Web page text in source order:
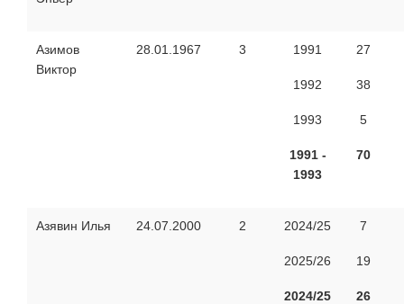
Азимов
Виктор
28.01.1967 3 1991
1992
1993
1991 -
1993
27
38
5
70
Азявин Илья 24.07.2000 2 2024/25
2025/26
2024/25
7
19
26